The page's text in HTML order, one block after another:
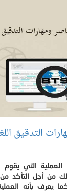
التدقيق
التي يقوم
من أجل التأكد من
كما يعرف بأنه